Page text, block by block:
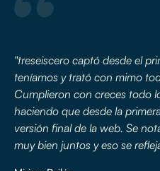
"treseiscero captó desde el
teníamos y trató con mimo
Cumplieron con creces todo
haciendo que desde la
versión final de la web. Se
muy bien juntos y eso se